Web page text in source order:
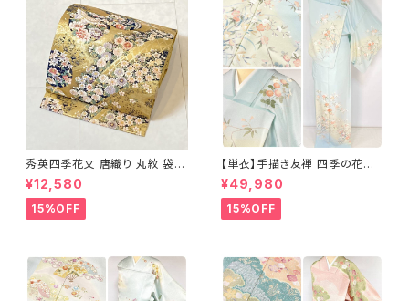
秀英四季花文 唐織り 丸紋 袋帯
正絹 金糸 ゴールド 紺 ピンク 7
05
¥12,580
15%OFF
【単衣】手描き友禅 四季の花々
正絹 訪問着 水色 黄緑 白 パス
テルカラー 1431
¥49,980
15%OFF